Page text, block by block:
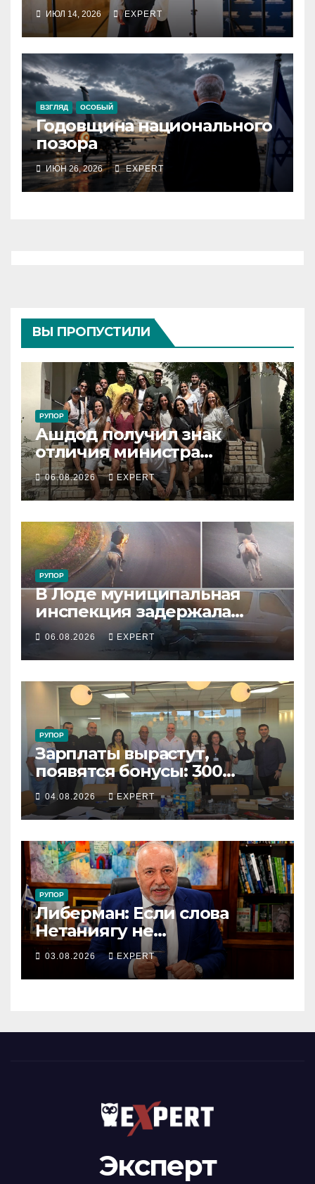
ИЮЛ 14, 2026 EXPERT
ВЗГЛЯД ОСОБЫЙ
Годовщина национального
позора
ИЮН 26, 2026 EXPERT
ВЫ ПРОПУСТИЛИ
РУПОР
Ашдод получил знак
отличия министра
обороны за поддержку
резервистов
06.08.2026 EXPERT
РУПОР
В Лоде муниципальная
инспекция задержала
подростка, устроившего
опасную скачку на лошади
по улицам города
06.08.2026 EXPERT
РУПОР
Зарплаты вырастут,
появятся бонусы: 300
сотрудников «Штраус»
получили новый
коллективный договор
04.08.2026 EXPERT
РУПОР
Либерман: Если слова
Нетаниягу не
предвыборный трюк, пусть
докажет это делом
03.08.2026 EXPERT
Эксперт